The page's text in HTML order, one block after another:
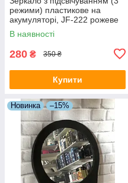
режими) пластикове на
акумуляторі, JF-222 рожеве
В наявності
280 ₴ 350 ₴
Купити
Новинка –15%